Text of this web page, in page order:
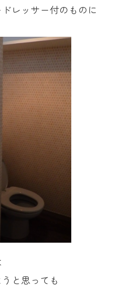
レッサー付のものに
と思っても